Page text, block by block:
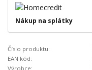
Nákup na splátky
Číslo produktu:
EAN kód:
Výrobce: